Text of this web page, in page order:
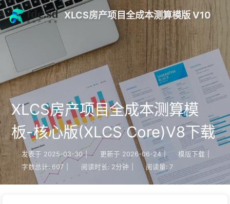
XLCS房产项目全成本测算模版 V10
XLCS房产项目全成本测算模
板-核心版(XLCS Core)V8下载
发表于 2025-03-30 | 更新于 2026-06-24 模版下载
字数总计: 607 阅读时长: 2分钟 阅读量: 7